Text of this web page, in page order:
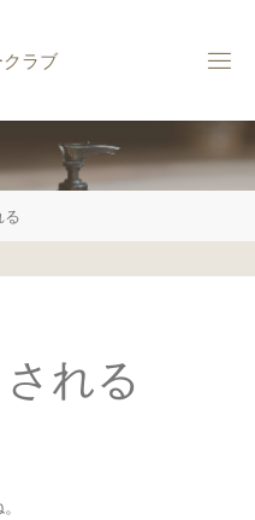
クラブ
る
れる